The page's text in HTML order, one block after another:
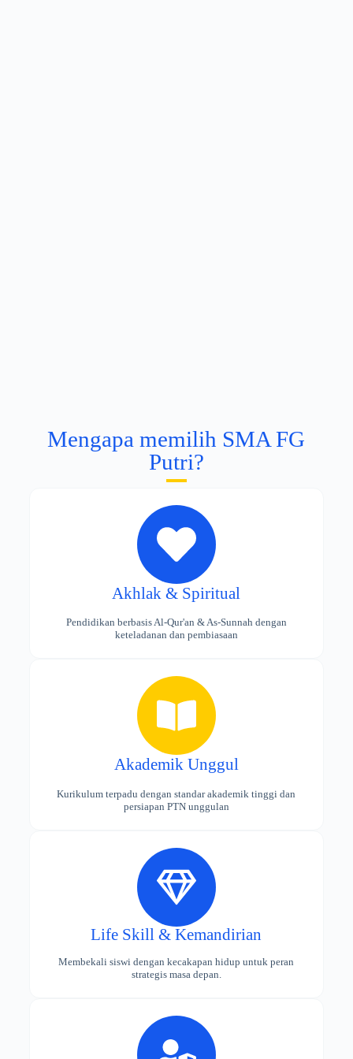
Mengapa memilih SMA FG
Putri?
Akhlak & Spiritual
Pendidikan berbasis Al-Qur'an & As-Sunnah dengan
keteladanan dan pembiasaan
Akademik Unggul
Kurikulum terpadu dengan standar akademik tinggi dan
persiapan PTN unggulan
Life Skill & Kemandirian
Membekali siswi dengan kecakapan hidup untuk peran
strategis masa depan.